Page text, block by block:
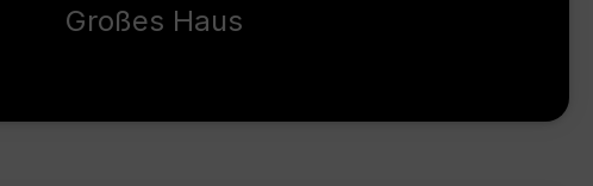
Großes Haus